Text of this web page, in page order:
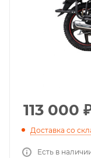
113 000
Доставка со
Есть в